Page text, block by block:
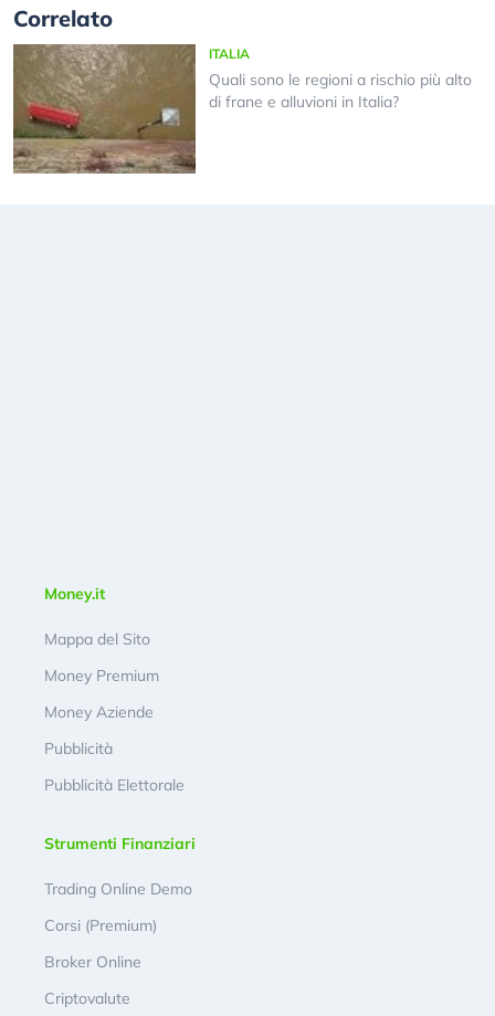
Correlato
ITALIA
Quali sono le regioni a rischio più alto
di frane e alluvioni in Italia?
Money.it
Mappa del Sito
Money Premium
Money Aziende
Pubblicità
Pubblicità Elettorale
Strumenti Finanziari
Trading Online Demo
Corsi (Premium)
Broker Online
Criptovalute